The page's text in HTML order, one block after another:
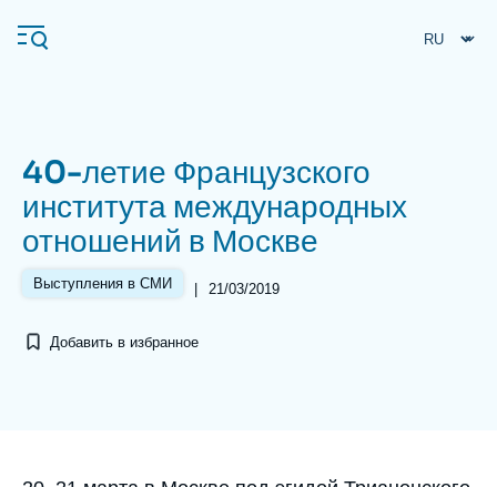
основному
Navigation
principale
Ifri
Об Ифри Частые поиски
40-летие Французского
института международных
отношений в Москве
Выступления в СМИ | 21/03/2019
Добавить в избранное